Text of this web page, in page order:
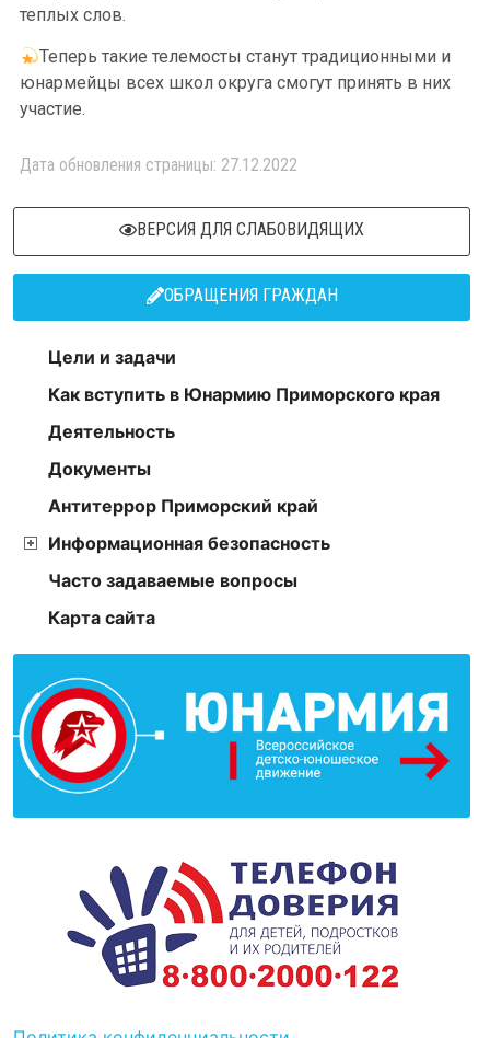
теплых слов.
Теперь такие телемосты станут традиционными и
юнармейцы всех школ округа смогут принять в них
участие.
Дата обновления страницы: 27.12.2022
ВЕРСИЯ ДЛЯ СЛАБОВИДЯЩИХ
ОБРАЩЕНИЯ ГРАЖДАН
Цели и задачи
Как вступить в Юнармию Приморского края
Деятельность
Документы
Антитеррор Приморский край
Информационная безопасность
Часто задаваемые вопросы
Карта сайта